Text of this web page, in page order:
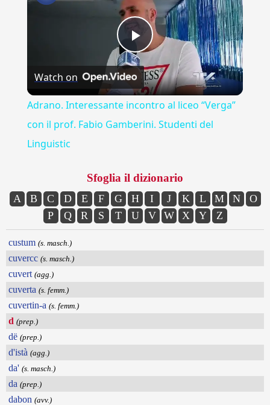
Play
Video
Watch on
Adrano. Interessante incontro al liceo “Verga”
con il prof. Fabio Gamberini. Studenti del
Linguistic
Sfoglia il dizionario
A B C D E F G H I J K L M N
O
P
Q R S T U V W X Y Z
custum (s. masch.)
cuvercc (s. masch.)
cuvert (agg.)
cuverta (s. femm.)
cuvertin-a (s. femm.)
d (prep.)
dë (prep.)
d'istà (agg.)
da' (s. masch.)
da (prep.)
dabon (avv.)